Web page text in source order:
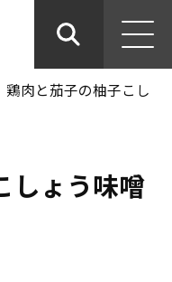
鶏肉と茄子の柚子こし
しょう味噌